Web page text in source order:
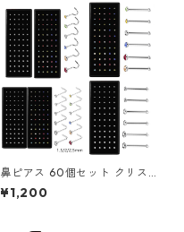
鼻ピアス 60個セット クリス
タル ストレート L字型 スクリ
ュー 3種類 ジュエル 鼻ピ ボデ
¥1,200